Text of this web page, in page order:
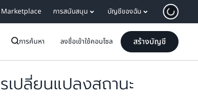
Marketplace การสนับสนุน บัญชีของฉัน
การค้นหา ลงชื่อเข้าใช้คอนโซล สร้างบัญชี
ปลี่ยนแปลงสถานะ